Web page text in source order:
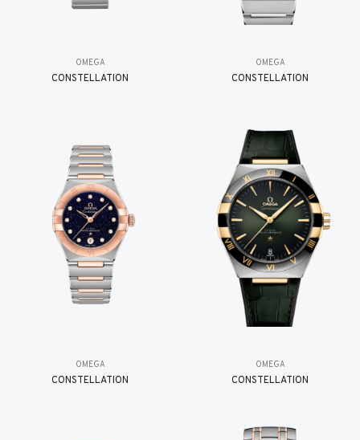
OMEGA
CONSTELLATION
OMEGA
CONSTELLATION
OMEGA
CONSTELLATION
OMEGA
CONSTELLATION